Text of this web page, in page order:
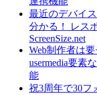
最近のデバイ
分かる！ レス
ScreenSize.net
Web制作者は
usermedia要素
能
祝3周年で30フ